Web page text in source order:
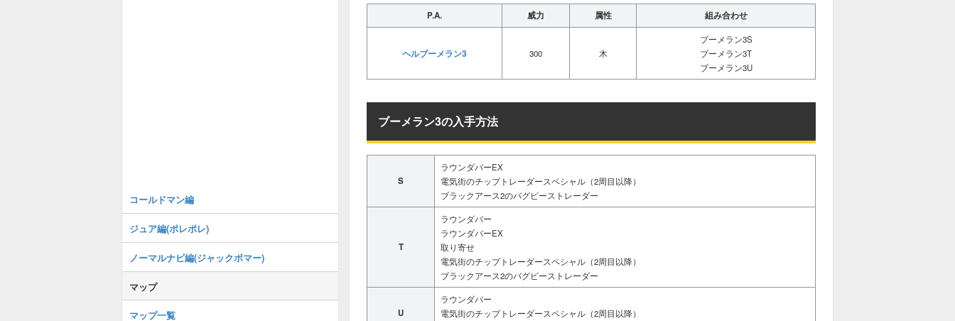
P.A. 威力 属性 組み合わせ
ヘルブーメラン3 300 木
ブーメラン3S
ブーメラン3T
ブーメラン3U
ブーメラン3の入手方法
S
ラウンダバーEX
電気街のチップトレーダースペシャル（2周目以降）
ブラックアース2のバグピーストレーダー
T
ラウンダバー
ラウンダバーEX
取り寄せ
電気街のチップトレーダースペシャル（2周目以降）
ブラックアース2のバグピーストレーダー
U
ラウンダバー
電気街のチップトレーダースペシャル（2周目以降）
コールドマン編
ジュア編(ポレポレ)
ノーマルナビ編(ジャックボマー)
マップ
マップ一覧